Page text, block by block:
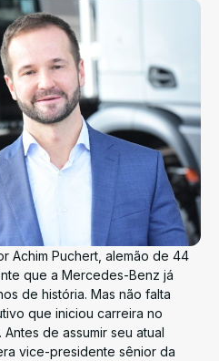
Achim Puchert, alemão de 44
que a Mercedes-Benz já
de história. Mas não falta
que iniciou carreira no
de assumir seu atual
vice-presidente sênior da